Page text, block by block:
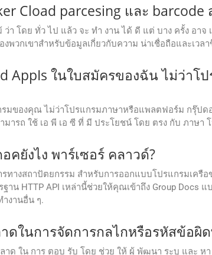
Cload parcesing และ barcode
า โดย ทั่ว ไป แล้ว จะ ทํา งาน ได้ ดี แต่ บาง ครั้ง อา
พวกเขาสําหรับข้อมูลเกี่ยวกับความ น่าเชื่อถือและเวล
AppIs ในใบสมัครของฉัน ไม่ว่า
รมของคุณ ไม่ว่าโปรแกรมภาษาหรือแพลตฟอร์ม กรุ๊ป
มารถ ใช้ เอ พี เอ ซี ที่ มี ประโยชน์ โดย ตรง กับ ภาษ
คยังไง พาร์เซอร์ คลาวด์?
ทางสถาปัตยกรรม สําหรับการออกแบบโปรแกรมเค
น HTTP API เหล่านี้ช่วยให้คุณเข้าถึง Group Docs
างานอื่น ๆ.
ดในการจัดการกลไกหรือรหัสข้อ
ด ใน การ ตอบ รับ โดย ช่วย ให้ ผู้ พัฒนา ระบุ และ ห